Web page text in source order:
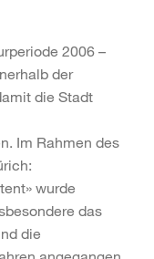
2006 –
der
die Stadt
Im Rahmen des
wurde
das
die
angegangen.